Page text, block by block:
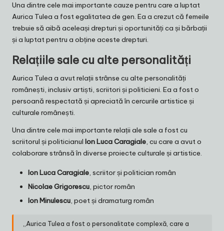
Una dintre cele mai importante cauze pentru care a luptat
Aurica Tulea a fost egalitatea de gen. Ea a crezut că femeile
trebuie să aibă aceleași drepturi și oportunități ca și bărbații
și a luptat pentru a obține aceste drepturi.
Relațiile sale cu alte personalități
Aurica Tulea a avut relații strânse cu alte personalități
românești, inclusiv artiști, scriitori și politicieni. Ea a fost o
persoană respectată și apreciată în cercurile artistice și
culturale românești.
Una dintre cele mai importante relații ale sale a fost cu
scriitorul și politicianul Ion Luca Caragiale, cu care a avut o
colaborare strânsă în diverse proiecte culturale și artistice.
Ion Luca Caragiale, scriitor și politician român
Nicolae Grigorescu, pictor român
Ion Minulescu, poet și dramaturg român
„Aurica Tulea a fost o personalitate complexă, care a